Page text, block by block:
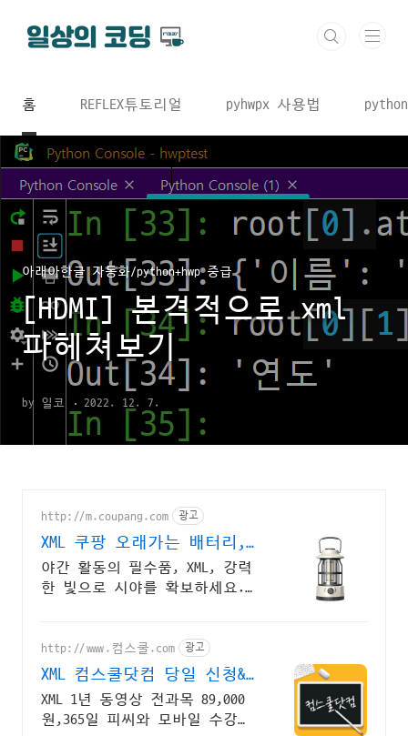
홈 REFLEX튜토리얼 pyhwpx 사용법
아래아한글 자동화/python+hwp 중급
[HDMI] 본격적으로 xml
파헤쳐보기
by 일코 2022. 12. 7.
http://m.coupang.com 광고
XML 쿠팡 오래가는 배터리,
걱정 끝
야간 활동의 필수품, XML, 강력
한 빛으로 시야를 확보하세요.
http://www.컴스쿨.com 광고
XML 컴스쿨닷컴 당일 신청&
결제시 기프티콘!
XML 1년 동영상 전과목 89,000
원,365일 피씨와 모바일 수강가